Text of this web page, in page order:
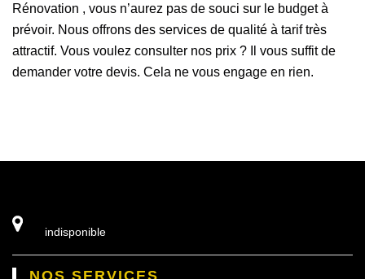
Rénovation , vous n’aurez pas de souci sur le budget à
prévoir. Nous offrons des services de qualité à tarif très
attractif. Vous voulez consulter nos prix ? Il vous suffit de
demander votre devis. Cela ne vous engage en rien.
indisponible
NOS SERVICES